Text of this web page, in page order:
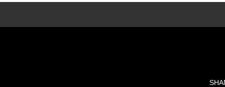
多種類のレッスンでそれぞれに合ったレッス